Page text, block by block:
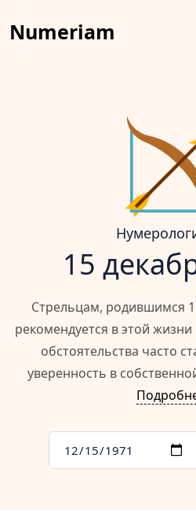
Numeriam
Матрица
15
Стрельцам, родившимся
рекомендуется в этой
обстоятельства часто
уверенность в